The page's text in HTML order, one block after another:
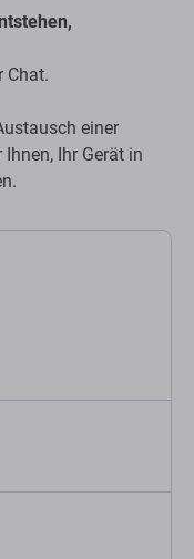
Chat.
einer
Ihr Gerät in